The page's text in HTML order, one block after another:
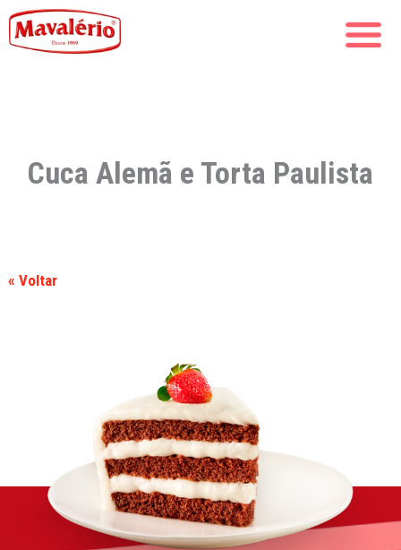
Cuca Alemã e Torta Paulista
« Voltar